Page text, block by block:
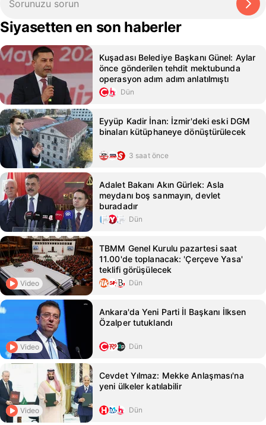
Siyasetten en son haberler
Kuşadası Belediye Başkanı Günel: Aylar
önce gönderilen tehdit mektubunda
operasyon adım adım anlatılmıştı
Dün
Eyyüp Kadir İnan: İzmir'deki eski DGM
binaları kütüphaneye dönüştürülecek
3 saat önce
Adalet Bakanı Akın Gürlek: Asla
meydanı boş sanmayın, devlet
buradadır
Dün
Video
TBMM Genel Kurulu pazartesi saat
11.00'de toplanacak: 'Çerçeve Yasa'
teklifi görüşülecek
Dün
Video
Ankara'da Yeni Parti İl Başkanı İlksen
Özalper tutuklandı
Dün
Video
Cevdet Yılmaz: Mekke Anlaşması'na
yeni ülkeler katılabilir
Dün